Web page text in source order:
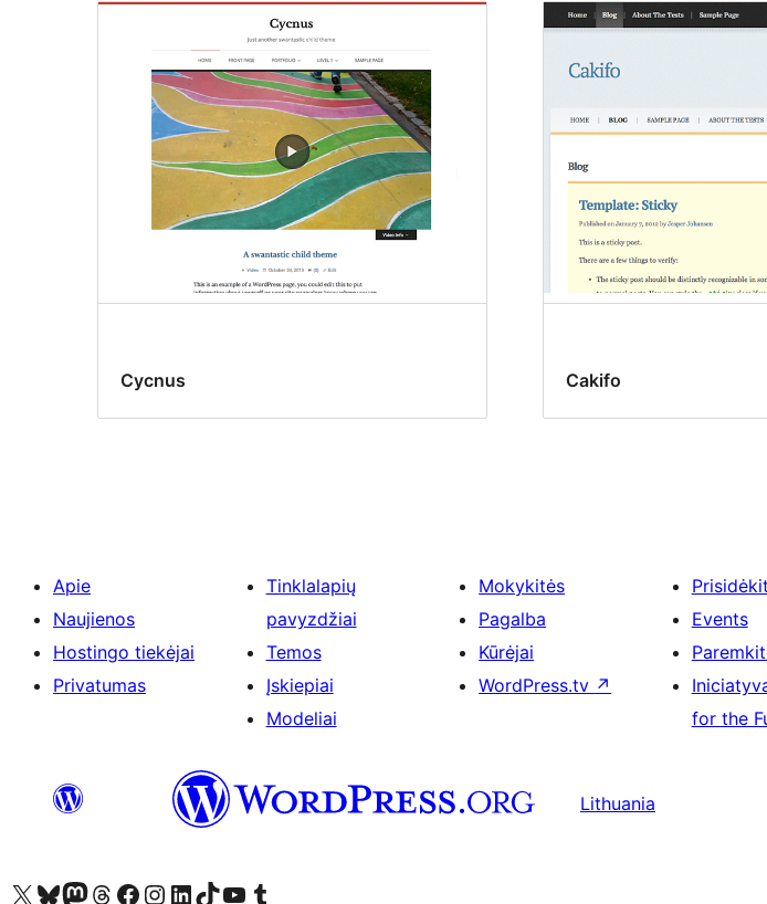
Cycnus Cakifo
Apie
Naujienos
Hostingo tiekėjai
Privatumas
Tinklalapių
pavyzdžiai
Temos
Įskiepiai
Modeliai
Mokykitės
Pagalba
Kūrėjai
WordPress.tv ↗
Events
for the
Lithuania
Visit our X (formerly Twitter) account
Apsilankykite mūsų Bluesky paskyroje
Visit our Mastodon account
Apsilankykite mūsų Threads paskyroje
Visit our Facebook page
Visit our Instagram account
Visit our LinkedIn account
Apsilankykite mūsų TikTok paskyroje
Visit our YouTube channel
Apsilankykite mūsų Tumblr paskyroje